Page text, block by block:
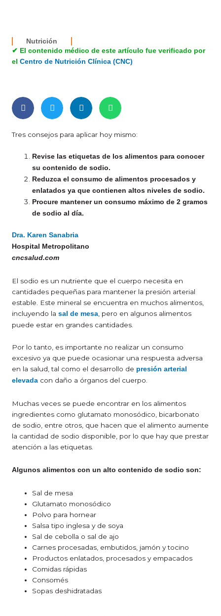
Nutrición
✔ El contenido médico de este artículo fue verificado por
el Centro de Nutrición Clínica (CNC)
Tres consejos para aplicar hoy mismo:
Revise las etiquetas de los alimentos para conocer
su contenido de sodio.
Reduzca el consumo de alimentos procesados y
enlatados ya que contienen altos niveles de sodio.
Procure mantener un consumo máximo de 2 gramos
de sodio al día.
Dra. Karen Sanabria
Hospital Metropolitano
cncsalud.com
El sodio es un nutriente que el cuerpo necesita en
cantidades pequeñas para mantener la presión arterial
estable. Este mineral se encuentra en muchos alimentos,
incluyendo la sal de mesa , pero en algunos alimentos
puede estar en grandes cantidades.
Por lo tanto, es importante no realizar un consumo
excesivo ya que puede ocasionar una respuesta adversa
en la salud, tal como el desarrollo de presión arterial
elevada con daño a órganos del cuerpo.
Muchas veces se puede encontrar en los alimentos
ingredientes como glutamato monosódico, bicarbonato
de sodio, entre otros, que hacen que el alimento aumente
la cantidad de sodio disponible, por lo que hay que prestar
atención a las etiquetas.
Algunos alimentos con un alto contenido de sodio son:
Sal de mesa
Glutamato monosódico
Polvo para hornear
Salsa tipo inglesa y de soya
Sal de cebolla o sal de ajo
Carnes procesadas, embutidos, jamón y tocino
Productos enlatados, procesados y empacados
Comidas rápidas
Consomés
Sopas deshidratadas